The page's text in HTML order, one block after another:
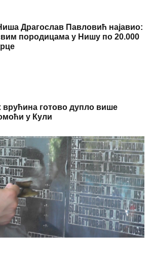
Драгослав Павловић најавио:
породицама у Нишу по 20.000
врућина готово дупло више
у Кули